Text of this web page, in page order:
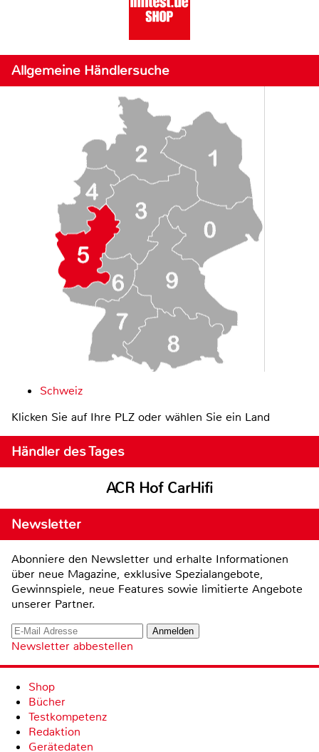
Allgemeine Händlersuche
Schweiz
Klicken Sie auf Ihre PLZ oder wählen Sie ein Land
Händler des Tages
ACR Hof CarHifi
Newsletter
Abonniere den Newsletter und erhalte Informationen
über neue Magazine, exklusive Spezialangebote,
Gewinnspiele, neue Features sowie limitierte Angebote
unserer Partner.
Newsletter abbestellen
Shop
Bücher
Testkompetenz
Redaktion
Gerätedaten